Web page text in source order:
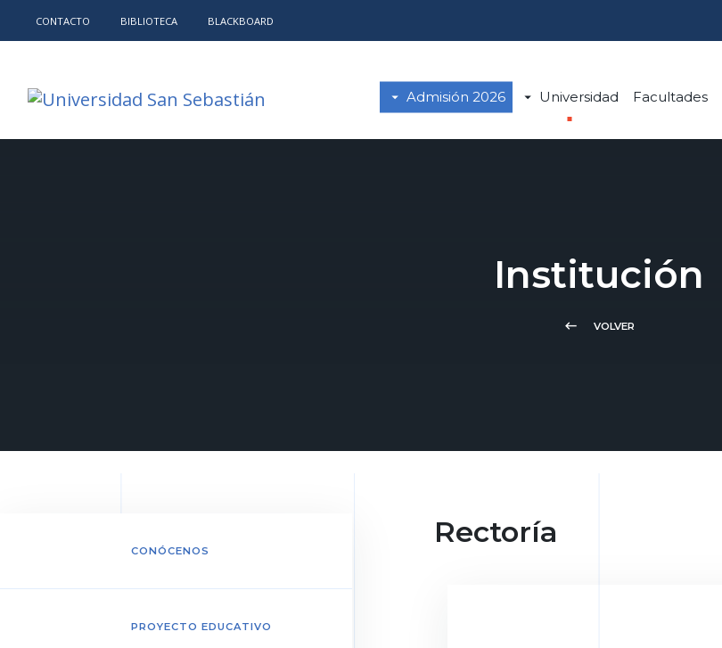
CONTACTO BIBLIOTECA BLACKBOARD
Admisión 2026 Universidad Facultades
Institución
keyboard_backspace VOLVER
CONÓCENOS
PROYECTO EDUCATIVO
Rectoría